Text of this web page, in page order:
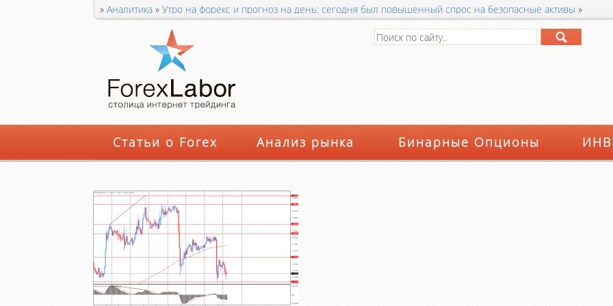
» Аналитика » Утро на форекс и прогноз на день: сегодня был повышенный спрос на безопасные активы »
Статьи о Forex Анализ рынка Бинарные Опционы